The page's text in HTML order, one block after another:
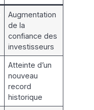
Augmentation
de la
confiance des
investisseurs
Atteinte d’un
nouveau
record
historique